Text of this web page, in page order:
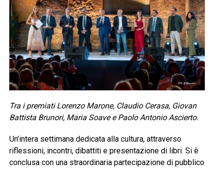
Tra i premiati Lorenzo Marone, Claudio Cerasa, Giovan
Battista Brunori, Maria Soave e Paolo Antonio Ascierto.
Un’intera settimana dedicata alla cultura, attraverso
riflessioni, incontri, dibattiti e presentazione di libri. Si è
conclusa con una straordinaria partecipazione di pubblico